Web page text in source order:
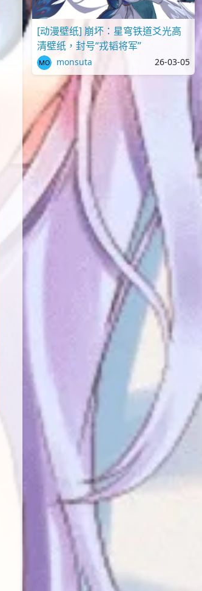
[动漫壁纸] 崩坏：星穹铁道爻光高
清壁纸，封号“戎韬将军”
monsuta 26-03-05